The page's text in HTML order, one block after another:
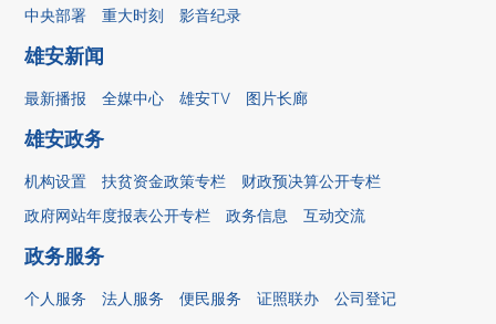
中央部署 重大时刻 影音纪录
雄安新闻
最新播报 全媒中心 雄安TV 图片长廊
雄安政务
机构设置 扶贫资金政策专栏
财政预决算公开专栏
政府网站年度报表公开专栏
政务信息 互动交流
政务服务
个人服务 法人服务 便民服务 证照联办
公司登记